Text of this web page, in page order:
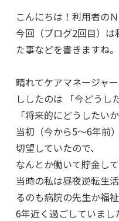
こんにちは！利用者のＮ
今回（ブログ2回目）
た事などを書きますね。
晴れてケアマネージャ
ししたのは 「今どうし
「将来的にどうしたい
当初（今から5～6年前
切望していたので、
なんとか働いて貯金し
当時の私は昼夜逆転生
るのも病院の先生か福
6年近く過ごしていま